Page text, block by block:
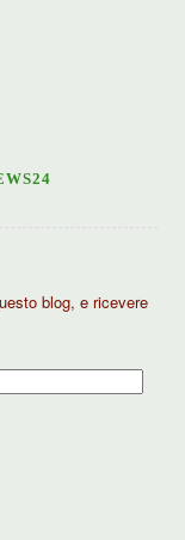
blog, e ricevere